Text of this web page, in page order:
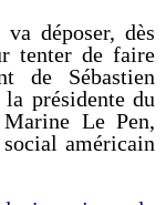
déposer, dès
tenter de faire
de Sébastien
présidente du
Le Pen,
américain